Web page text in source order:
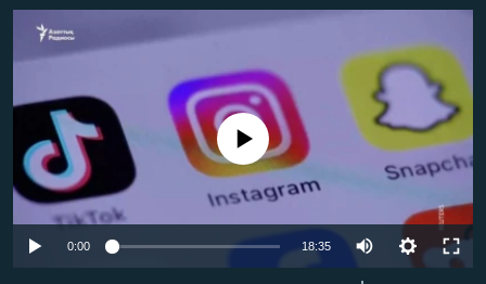
Русский
ЖАЗЫЛЫҢЫЗ
Басқа тілдерде
No media source currently available
0:00 18:35